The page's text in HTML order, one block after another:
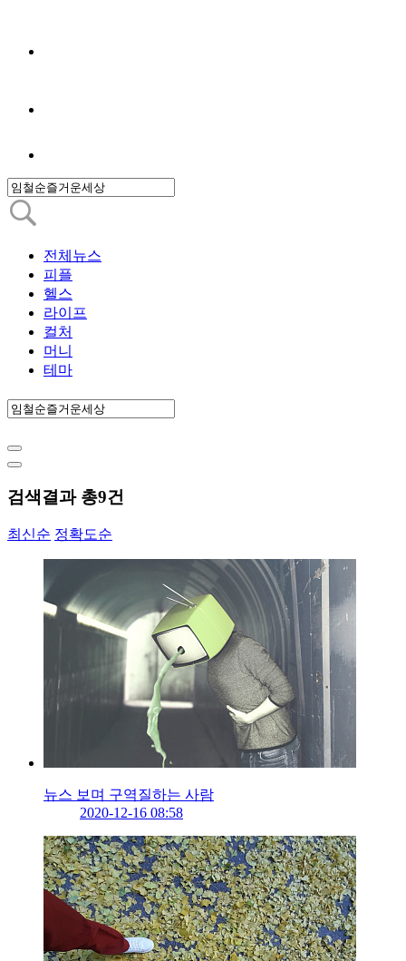
전체뉴스
피플
헬스
라이프
컬처
머니
테마
검색결과 총9건
최신순 정확도순
뉴스 보며 구역질하는 사람
2020-12-16 08:58